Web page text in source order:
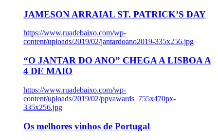
JAMESON ARRAIAL ST. PATRICK’S DAY
https://www.ruadebaixo.com/wp-
content/uploads/2019/02/jantardoano2019-335x256.jpg
“O JANTAR DO ANO” CHEGA A LISBOA A
4 DE MAIO
https://www.ruadebaixo.com/wp-
content/uploads/2019/02/ppvawards_755x470px-
335x256.jpg
Os melhores vinhos de Portugal